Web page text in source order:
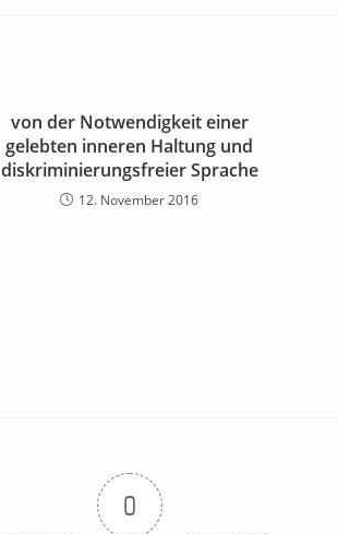
von der Notwendigkeit einer
gelebten inneren Haltung und
diskriminierungsfreier Sprache
12. November 2016
0